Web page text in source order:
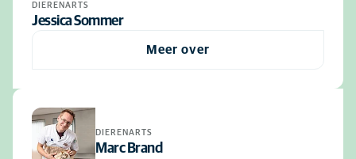
DIERENARTS
Jessica Sommer
Meer over
DIERENARTS
Marc Brand